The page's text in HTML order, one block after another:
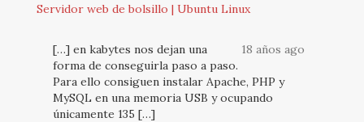
Servidor web de bolsillo | Ubuntu Linux
18 años ago
[…] en kabytes nos dejan una
forma de conseguirla paso a paso.
Para ello consiguen instalar Apache, PHP y
MySQL en una memoria USB y ocupando
únicamente 135 […]